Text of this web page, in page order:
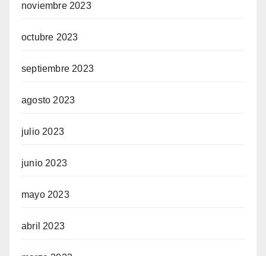
noviembre 2023
octubre 2023
septiembre 2023
agosto 2023
julio 2023
junio 2023
mayo 2023
abril 2023